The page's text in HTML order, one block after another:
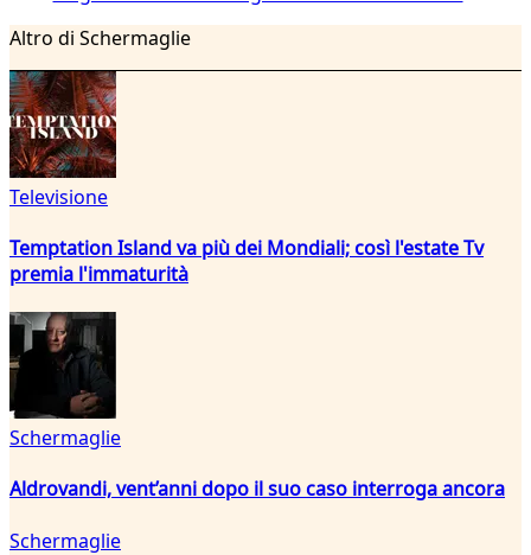
Altro di Schermaglie
Televisione
Temptation Island va più dei Mondiali; così l'estate Tv
premia l'immaturità
Schermaglie
Aldrovandi, vent’anni dopo il suo caso interroga ancora
Schermaglie